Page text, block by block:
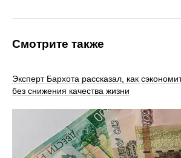
Смотрите также
Эксперт Бархота рассказал, как
без снижения качества жизни